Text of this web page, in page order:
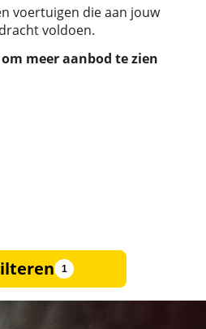
voertuigen die aan jouw
voldoen.
meer aanbod te zien
1